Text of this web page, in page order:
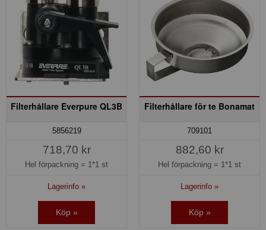
Filterhållare Everpure QL3B
5856219
718,70 kr
Hel förpackning = 1*1 st
Lagerinfo »
Köp »
Filterhållare för te Bonamat
709101
882,60 kr
Hel förpackning = 1*1 st
Lagerinfo »
Köp »